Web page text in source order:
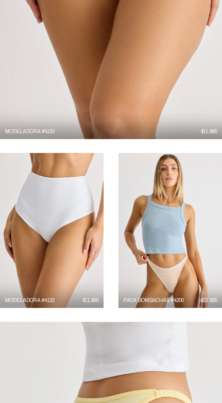
MODELADORA #4120 $11,965
MODELADORA #4122 $11,965 PACK BOMBACHAS #4200 $23,925